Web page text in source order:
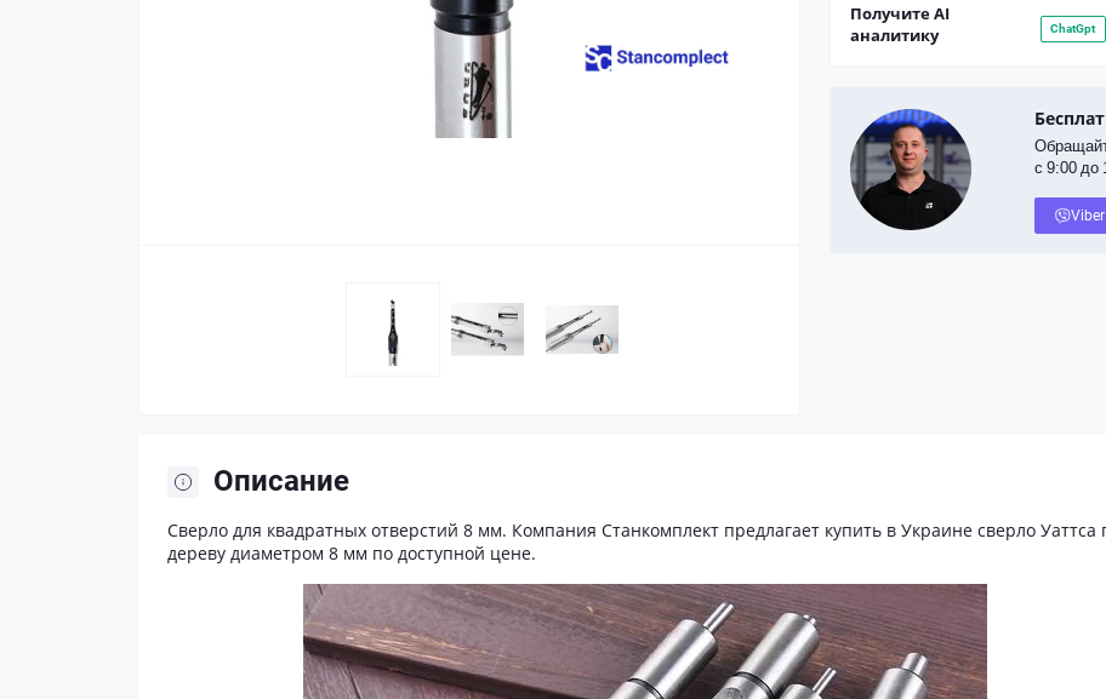
Получите AI
аналитику
ChatGpt
с 9:00 до
Viber
Описание
Сверло для квадратных отверстий 8 мм. Компания Станкомплект предлагает купить в Украине сверло Уаттса
дереву диаметром 8 мм по доступной цене.